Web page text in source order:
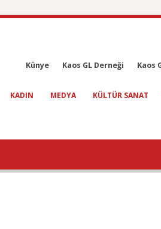
Künye Kaos GL Derneği Kaos
KADIN MEDYA KÜLTÜR SANAT